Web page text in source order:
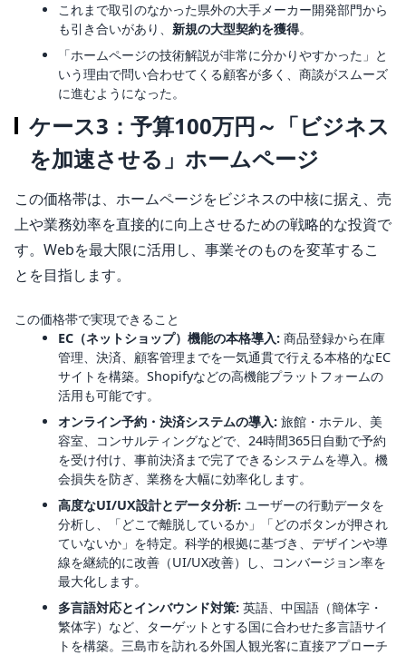
これまで取引のなかった県外の大手メーカー開発部門から
も引き合いがあり、 新規の大型契約を獲得。
「ホームページの技術解説が非常に分かりやすかった」と
いう理由で問い合わせてくる顧客が多く、商談がスムーズ
に進むようになった。
ケース3：予算100万円～「ビジネス
を加速させる」ホームページ
この価格帯は、ホームページをビジネスの中核に据え、売
上や業務効率を直接的に向上させるための戦略的な投資で
す。Webを最大限に活用し、事業そのものを変革するこ
とを目指します。
この価格帯で実現できること
EC（ネットショップ）機能の本格導入: 商品登録から在庫
管理、決済、顧客管理までを一気通貫で行える本格的なEC
サイトを構築。Shopifyなどの高機能プラットフォームの
活用も可能です。
オンライン予約・決済システムの導入: 旅館・ホテル、美
容室、コンサルティングなどで、24時間365日自動で予約
を受け付け、事前決済まで完了できるシステムを導入。機
会損失を防ぎ、業務を大幅に効率化します。
高度なUI/UX設計とデータ分析: ユーザーの行動データを
分析し、「どこで離脱しているか」「どのボタンが押され
ていないか」を特定。科学的根拠に基づき、デザインや導
線を継続的に改善（UI/UX改善）し、コンバージョン率を
最大化します。
多言語対応とインバウンド対策: 英語、中国語（簡体字・
繁体字）など、ターゲットとする国に合わせた多言語サイ
トを構築。三島市を訪れる外国人観光客に直接アプローチ